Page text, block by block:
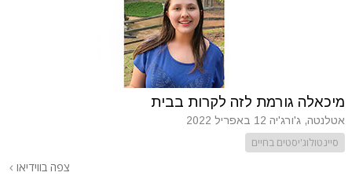
מיכאלה גורמת לזה לקרות בבית
אטלנטה, ג'ורג'יה 12 באפריל 2022
סיינטולוג'יסטים בחיים
צפה בווידיאו